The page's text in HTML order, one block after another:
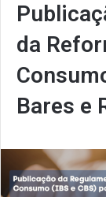
da
Bares e